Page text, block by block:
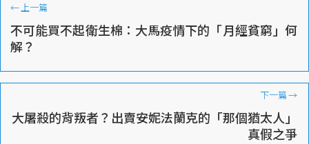
←上一篇
不可能買不起衛生棉：大馬疫情下的「月經貧窮」何
解？
下一篇→
大屠殺的背叛者？出賣安妮法蘭克的「那個猶太人」
真假之爭